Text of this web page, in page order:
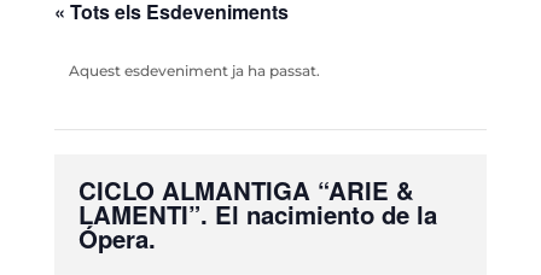
« Tots els Esdeveniments
Aquest esdeveniment ja ha passat.
CICLO ALMANTIGA “ARIE &
LAMENTI”. El nacimiento de la
Ópera.